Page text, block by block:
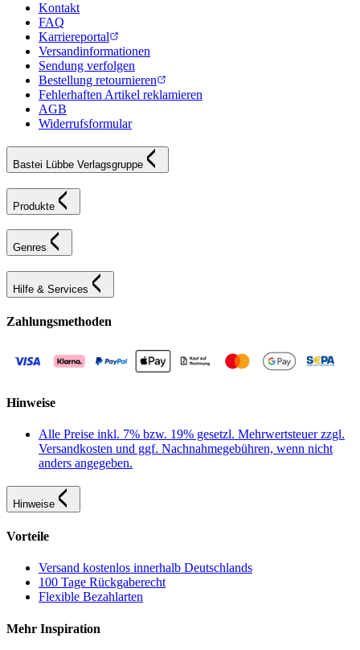
Kontakt
FAQ
Karriereportal
Versandinformationen
Sendung verfolgen
Bestellung retournieren
Fehlerhaften Artikel reklamieren
AGB
Widerrufsformular
Bastei Lübbe Verlagsgruppe
Produkte
Genres
Hilfe & Services
Zahlungsmethoden
Hinweise
Alle Preise inkl. 7% bzw. 19% gesetzl. Mehrwertsteuer zzgl.
Versandkosten und ggf. Nachnahmegebühren, wenn nicht
anders angegeben.
Hinweise
Vorteile
Versand kostenlos innerhalb Deutschlands
100 Tage Rückgaberecht
Flexible Bezahlarten
Mehr Inspiration